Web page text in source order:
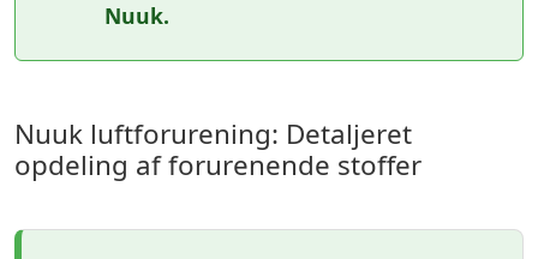
Nuuk.
Nuuk luftforurening: Detaljeret
opdeling af forurenende stoffer